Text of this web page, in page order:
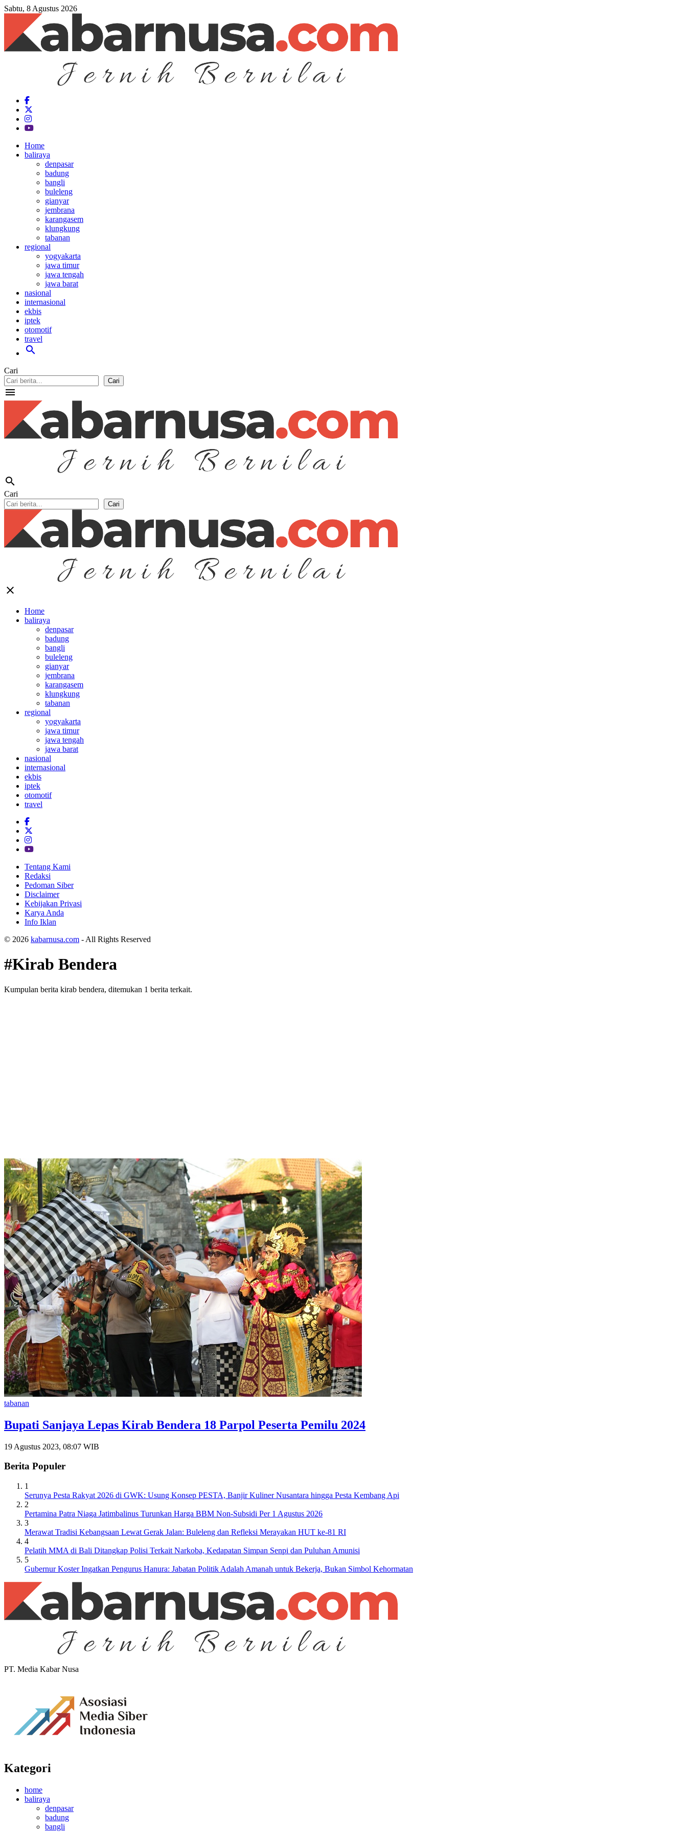
Sabtu, 8 Agustus 2026
Home
baliraya
denpasar
badung
bangli
buleleng
gianyar
jembrana
karangasem
klungkung
tabanan
regional
yogyakarta
jawa timur
jawa tengah
jawa barat
nasional
internasional
ekbis
iptek
otomotif
travel
search
Cari
Cari
menu
search
Cari
Cari
close
Home
baliraya
denpasar
badung
bangli
buleleng
gianyar
jembrana
karangasem
klungkung
tabanan
regional
yogyakarta
jawa timur
jawa tengah
jawa barat
nasional
internasional
ekbis
iptek
otomotif
travel
Tentang Kami
Redaksi
Pedoman Siber
Disclaimer
Kebijakan Privasi
Karya Anda
Info Iklan
© 2026 kabarnusa.com - All Rights Reserved
#Kirab Bendera
Kumpulan berita kirab bendera, ditemukan 1 berita terkait.
tabanan
Bupati Sanjaya Lepas Kirab Bendera 18 Parpol Peserta Pemilu 2024
19 Agustus 2023, 08:07 WIB
Berita Populer
1
Serunya Pesta Rakyat 2026 di GWK: Usung Konsep PESTA, Banjir Kuliner Nusantara hingga Pesta Kembang Api
2
Pertamina Patra Niaga Jatimbalinus Turunkan Harga BBM Non-Subsidi Per 1 Agustus 2026
3
Merawat Tradisi Kebangsaan Lewat Gerak Jalan: Buleleng dan Refleksi Merayakan HUT ke-81 RI
4
Pelatih MMA di Bali Ditangkap Polisi Terkait Narkoba, Kedapatan Simpan Senpi dan Puluhan Amunisi
5
Gubernur Koster Ingatkan Pengurus Hanura: Jabatan Politik Adalah Amanah untuk Bekerja, Bukan Simbol Kehormatan
PT. Media Kabar Nusa
Kategori
home
baliraya
denpasar
badung
bangli